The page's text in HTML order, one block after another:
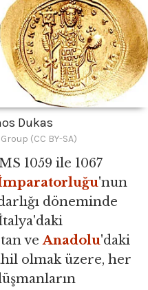
Dukas
(CC BY-SA)
1059 ile 1067
'nun
döneminde
veAnadolu'daki
olmak üzere, her